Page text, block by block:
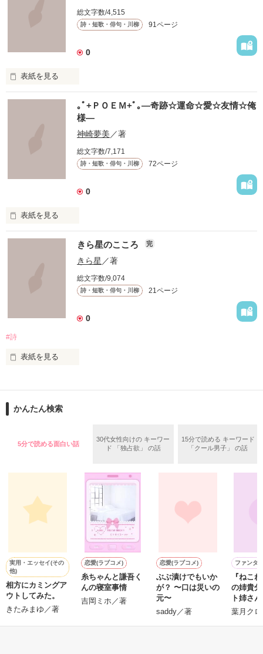
総文字数/4,515
詩・短歌・俳句・川柳 91ページ
0
表紙を見る
このせかいにいる
たくさんのきみへ
たくさんの気持ちと思い出を､､､
がいします。
｡ﾟ+ＰＯＥＭ+ﾟ｡―奇跡☆運命☆愛☆友情☆俺
様―
神崎夢美 ／著
総文字数/7,171
詩・短歌・俳句・川柳 72ページ
0
表紙を見る
いろんな
アクレコ×ＰＯＥＭ
画像や有名なマンガの
*｡ﾟ+*｡ﾟ+*｡ﾟ+*｡ﾟ+*｡ﾟ+*｡ﾟ+*
私の考えたのも
何かに必要になったら
とても光栄です(^O^)
是非みてください☆☆
*｡+*｡+*+*｡｡*+｡*゜*+｡+*
２０１１
最終更新４/２４
きら星のこころ 完
きら星 ／著
総文字数/9,074
詩・短歌・俳句・川柳 21ページ
0
#詩
表紙を見る
稚拙な詩集になるかもしれませんが、
その辺りは温かい目でご覧頂けると嬉しいです。
作品を読む
かんたん検索
5分で読める面白い話
30代女性向けの キーワー
ド 「独占欲」 の話
15分で読める キーワード
「クール男子」 の話
実用・エッセイ(その
他)
相方にカミングア
ウトしてみた。
きたみまゆ／著
恋愛(ラブコメ)
糸ちゃんと謙吾く
んの寝室事情
吉岡ミホ／著
恋愛(ラブコメ)
ぶぶ漬けでもいか
が？ 〜口は災いの
元〜
saddy／著
ファンタ
『ねこ
の姉貴
ト姉さ
（書籍
葉月ク